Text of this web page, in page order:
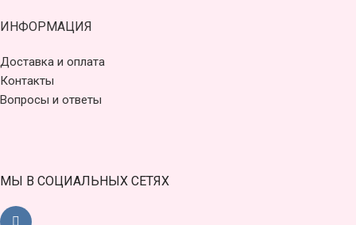
ИНФОРМАЦИЯ
Доставка и оплата
Контакты
Вопросы и ответы
МЫ В СОЦИАЛЬНЫХ СЕТЯХ